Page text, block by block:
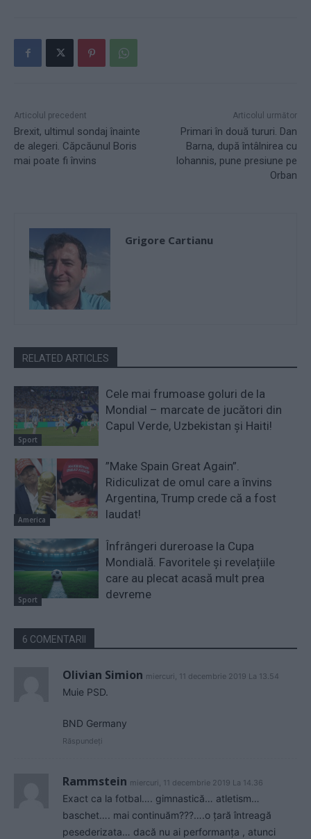
Articolul precedent
Brexit, ultimul sondaj înainte
de alegeri. Căpcăunul Boris
mai poate fi învins
Articolul următor
Primari în două tururi. Dan
Barna, după întâlnirea cu
Iohannis, pune presiune pe
Orban
Grigore Cartianu
RELATED ARTICLES
Sport
Cele mai frumoase goluri de la
Mondial – marcate de jucători din
Capul Verde, Uzbekistan și Haiti!
America
”Make Spain Great Again”.
Ridiculizat de omul care a învins
Argentina, Trump crede că a fost
laudat!
Sport
Înfrângeri dureroase la Cupa
Mondială. Favoritele și revelațiile
care au plecat acasă mult prea
devreme
6 COMENTARII
Olivian Simion miercuri, 11 decembrie 2019 La 13.54
Muie PSD.
BND Germany
Răspundeți
Rammstein miercuri, 11 decembrie 2019 La 14.36
Exact ca la fotbal…. gimnastică… atletism…
baschet…. mai continuăm???….o țară întreagă
pesederizata… dacă nu ai performanța , atunci